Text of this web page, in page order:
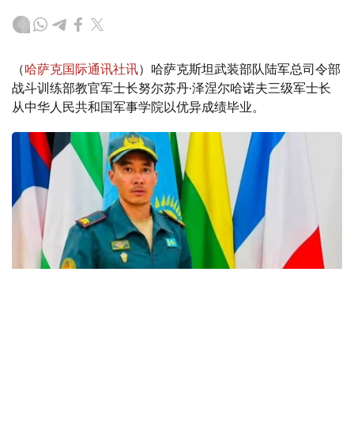
（哈萨克国际通讯社讯）哈萨克斯坦武装部队陆军总司令部
战斗训练部教官军士长努尔苏丹·泽涅尔哈诺夫三级军士长
从中华人民共和国军事学院以优异成绩毕业。